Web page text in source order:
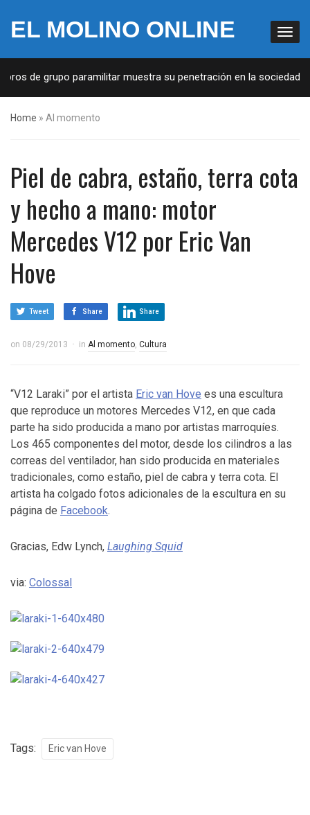
EL MOLINO ONLINE
de grupo paramilitar muestra su penetración en la sociedad
Home » Al momento
Piel de cabra, estaño, terra cota
y hecho a mano: motor
Mercedes V12 por Eric Van
Hove
Tweet Share Share
on 08/29/2013 in Al momento, Cultura
“V12 Laraki” por el artista Eric van Hove es una escultura
que reproduce un motores Mercedes V12, en que cada
parte ha sido producida a mano por artistas marroquíes.
Los 465 componentes del motor, desde los cilindros a las
correas del ventilador, han sido producida en materiales
tradicionales, como estaño, piel de cabra y terra cota. El
artista ha colgado fotos adicionales de la escultura en su
página de Facebook.
Gracias, Edw Lynch, Laughing Squid
via: Colossal
Tags: Eric van Hove